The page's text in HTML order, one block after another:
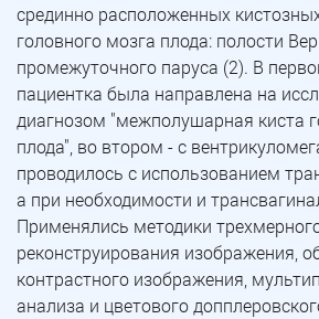
срединно расположенных
головного мозга плода: полости
промежуточного паруса (2). В
пациентка была направлена на
диагнозом "межполушарная киста
плода", во втором - с
проводилось с использованием
а при необходимости и
Применялись методики
реконструирования изображения,
контрастного изображения,
анализа и цветового